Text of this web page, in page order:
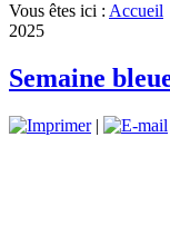
Vous êtes ici : Accueil
2025
Semaine
|